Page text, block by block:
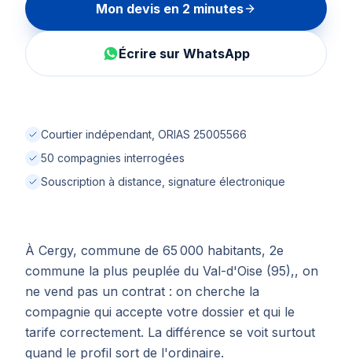
Mon devis en 2 minutes
Écrire sur WhatsApp
Courtier indépendant, ORIAS 25005566
50 compagnies interrogées
Souscription à distance, signature électronique
À Cergy, commune de 65 000 habitants, 2e
commune la plus peuplée du Val-d'Oise (95),, on
ne vend pas un contrat : on cherche la
compagnie qui accepte votre dossier et qui le
tarife correctement. La différence se voit surtout
quand le profil sort de l'ordinaire.